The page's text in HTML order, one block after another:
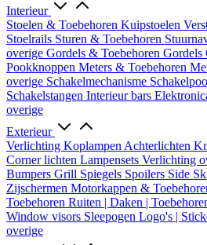
Interieur
Stoelen & Toebehoren Kuipstoelen
Stoelrails Sturen & Toebehoren
overige Gordels & Toebehoren Gordels
Pookknoppen Meters & Toebehoren
overige Schakelmechanisme
Schakelstangen Interieur bars
overige
Exterieur
Verlichting Koplampen Achterlichten
Corner lichten Lampensets Verlichting
Bumpers Grill Spiegels Spoilers Side
Zijschermen Motorkappen &
Toebehoren Ruiten | Daken |
Window visors Sleepogen Logo's |
overige